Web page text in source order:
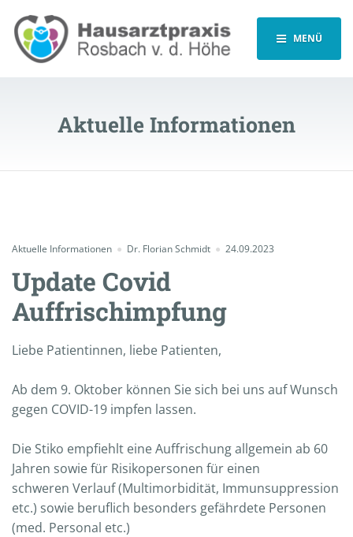
MENÜ
Aktuelle Informationen
Aktuelle Informationen Dr. Florian Schmidt 24.09.2023
Update Covid
Auffrischimpfung
Liebe Patientinnen, liebe Patienten,
Ab dem 9. Oktober können Sie sich bei uns auf Wunsch
gegen COVID-19 impfen lassen.
Die Stiko empfiehlt eine Auffrischung allgemein ab 60
Jahren sowie für Risikopersonen für einen
schweren Verlauf (Multimorbidität, Immunsuppression
etc.) sowie beruflich besonders gefährdete Personen
(med. Personal etc.)